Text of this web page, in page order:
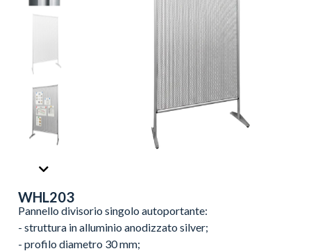
WHL203
Pannello divisorio singolo autoportante:
- struttura in alluminio anodizzato silver;
- profilo diametro 30 mm;